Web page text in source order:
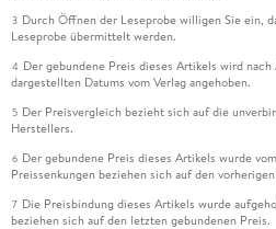
3 Durch Öffnen der Leseprobe willigen Sie ein,
Leseprobe übermittelt werden.
4 Der gebundene Preis dieses Artikels wird
dargestellten Datums vom Verlag angehoben.
5 Der Preisvergleich bezieht sich auf die
Herstellers.
6 Der gebundene Preis dieses Artikels wurde
Preissenkungen beziehen sich auf den
7 Die Preisbindung dieses Artikels wurde
beziehen sich auf den letzten gebundenen Preis.